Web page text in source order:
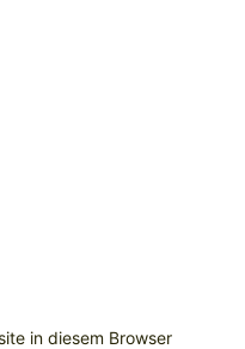
in diesem Browser